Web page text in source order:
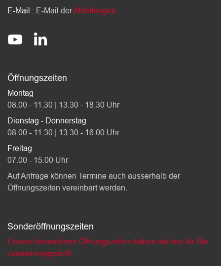
E-Mail : E-Mail derAbteilungen
Socials
@StadtAffolternamAlbis
stadt-affoltern-am-albis
Öffnungszeiten
Montag
08.00 - 11.30 | 13.30 - 18.30 Uhr
Dienstag - Donnerstag
08.00 - 11.30 | 13.30 - 16.00 Uhr
Freitag
07.00 - 15.00 Uhr
Auf Anfrage können Termine auch ausserhalb der
Öffnungszeiten vereinbart werden.
Sonderöffnungszeiten
Unsere besonderen Öffnungszeiten haben wir hier für Sie
zusammengestellt.